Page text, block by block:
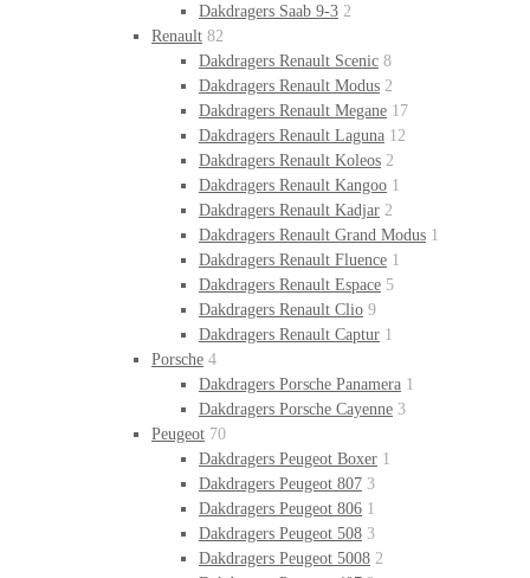
Dakdragers Saab 9-3 2
Renault 82
Dakdragers Renault Scenic 8
Dakdragers Renault Modus 2
Dakdragers Renault Megane 17
Dakdragers Renault Laguna 12
Dakdragers Renault Koleos 2
Dakdragers Renault Kangoo 1
Dakdragers Renault Kadjar 2
Dakdragers Renault Grand Modus 1
Dakdragers Renault Fluence 1
Dakdragers Renault Espace 5
Dakdragers Renault Clio 9
Dakdragers Renault Captur 1
Porsche 4
Dakdragers Porsche Panamera 1
Dakdragers Porsche Cayenne 3
Peugeot 70
Dakdragers Peugeot Boxer 1
Dakdragers Peugeot 807 3
Dakdragers Peugeot 806 1
Dakdragers Peugeot 508 3
Dakdragers Peugeot 5008 2